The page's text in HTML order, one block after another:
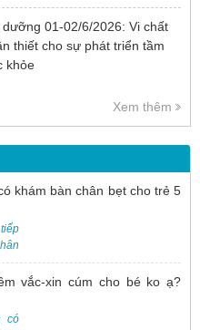
01-02/6/2026: Vi chất
thiết cho sự phát triển tầm
khỏe
Xem thêm
khám bàn chân bẹt cho trẻ 5
5
vắc-xin cúm cho bé ko ạ?
có